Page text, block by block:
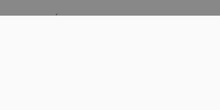
Általános Szerződési Feltételek